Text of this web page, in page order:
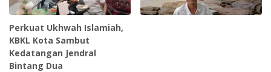
Perkuat Ukhwah Islamiah,
KBKL Kota Sambut
Kedatangan Jendral
Bintang Dua